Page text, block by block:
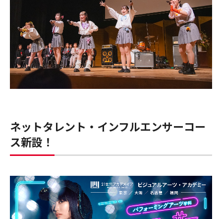
ネットタレント・インフルエンサーコー
ス新設！